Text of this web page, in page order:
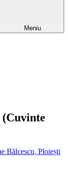
Meniu
Bălcescu, Ploiești